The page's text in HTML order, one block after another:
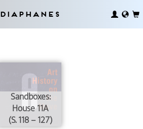
Diaphanes
Sandboxes:
House 11A
(S. 118 – 127)